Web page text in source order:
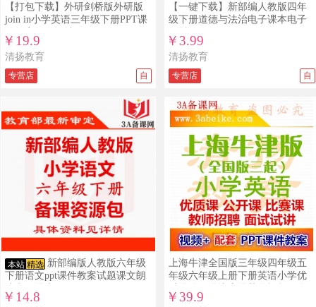
【打包下载】外研剑桥版外研版
join in小学英语三年级下册PPT课
￥19.9
清扬教育
专营店 自
【一键下载】新部编人教版四年
级下册道德与法治电子课本电子
￥3.99
清扬教育
专营店 自
本站 精选 新部编版人教版六年级
下册语文ppt课件教案试题课文朗
￥14.8
上海牛津全国版三年级四年级五
年级六年级上册下册英语小学优
PPT课件教案下载
￥39.9